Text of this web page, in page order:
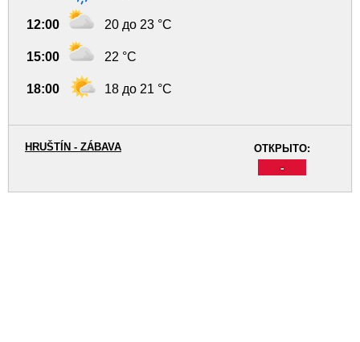
12:00 20 до 23 °C
15:00 22 °C
18:00 18 до 21 °C
ОТКРЫТО:
-
HRUŠTÍN - ZÁBAVA